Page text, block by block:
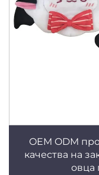
OEM ODM
качества на
овца